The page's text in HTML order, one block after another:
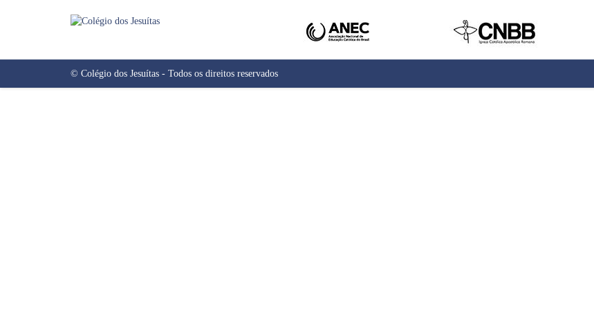
© Colégio dos Jesuítas - Todos os direitos reservados